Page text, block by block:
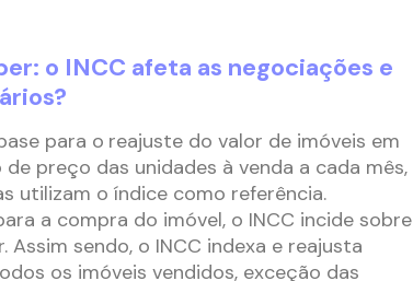
o INCC afeta as negociações e
para o reajuste do valor de imóveis em
preço das unidades à venda a cada mês,
utilizam o índice como referência.
a compra do imóvel, o INCC incide sobre
sendo, o INCC indexa e reajusta
os imóveis vendidos, exceção das